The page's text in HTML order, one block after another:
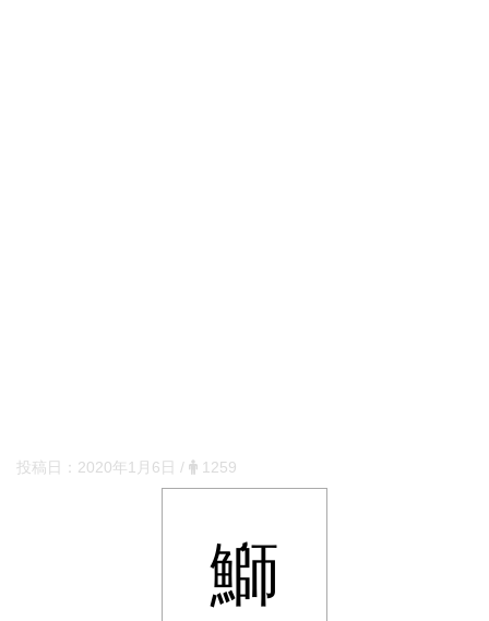
投稿日： 2020年1月6日 / 1259
鰤